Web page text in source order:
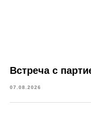
Встреча с
07.08.2026